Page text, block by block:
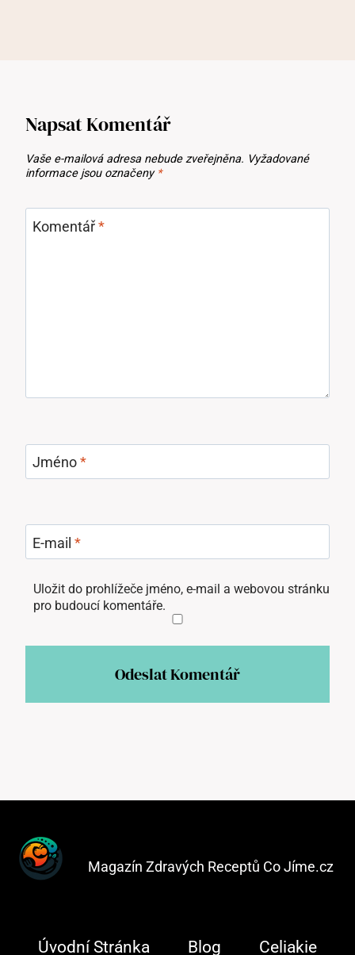
Napsat Komentář
Vaše e-mailová adresa nebude zveřejněna. Vyžadované
informace jsou označeny *
Komentář*
Jméno*
E-mail *
Uložit do prohlížeče jméno, e-mail a webovou stránku
pro budoucí komentáře.
Magazín Zdravých Receptů Co Jíme.cz
Úvodní Stránka Blog Celiakie